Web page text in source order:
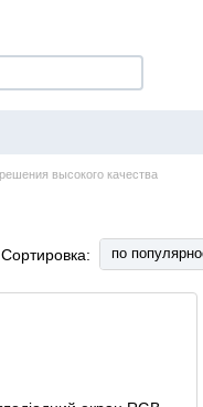
высокого качества
Сортировка: по